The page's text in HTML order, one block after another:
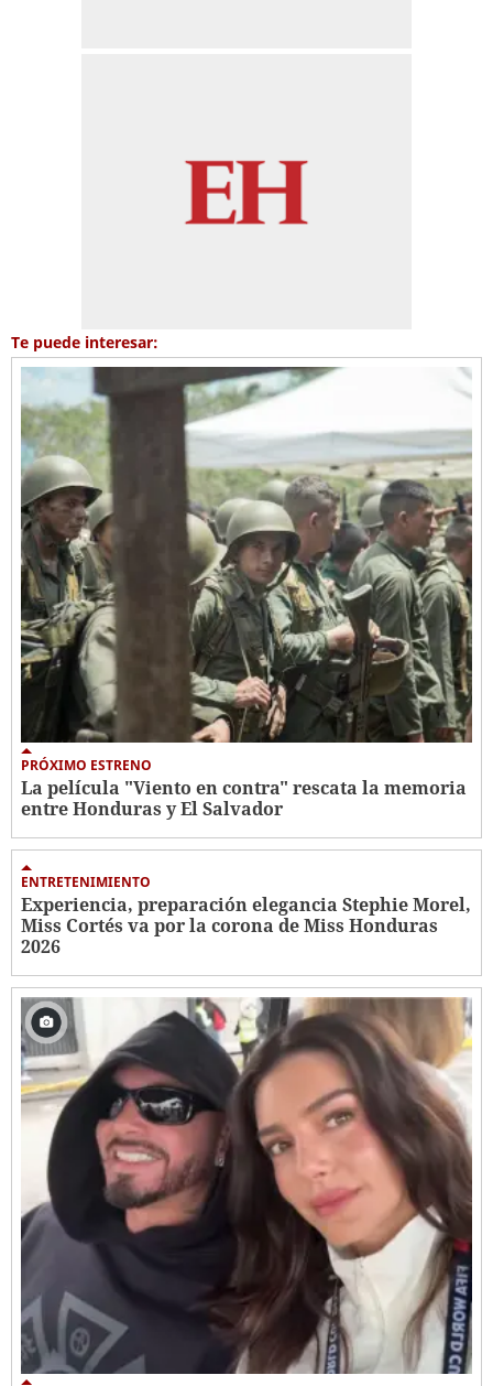
Te puede interesar:
PRÓXIMO ESTRENO
La película "Viento en contra" rescata la memoria
entre Honduras y El Salvador
ENTRETENIMIENTO
Experiencia, preparación elegancia Stephie Morel,
Miss Cortés va por la corona de Miss Honduras
2026